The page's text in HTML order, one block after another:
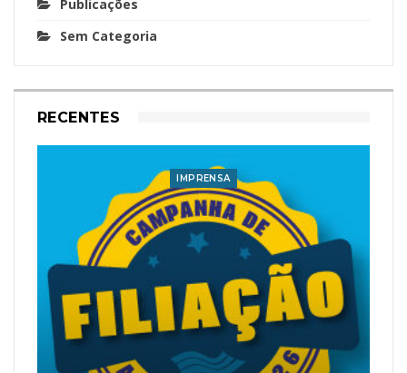
Publicações
Sem Categoria
RECENTES
IMPRENSA